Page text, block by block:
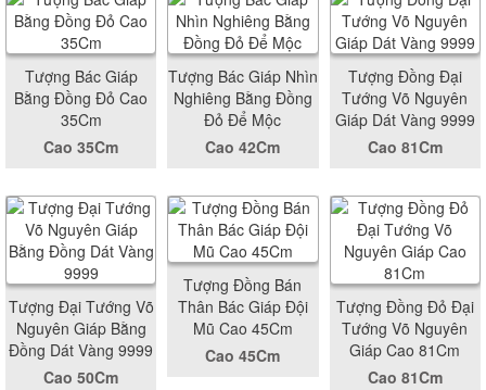
Tượng Bác Giáp
Bằng Đồng Đỏ Cao
35Cm
Cao 35Cm
Tượng Bác Giáp Nhìn
Nghiêng Bằng Đồng
Đỏ Để Mộc
Cao 42Cm
Tượng Đồng Đại
Tướng Võ Nguyên
Giáp Dát Vàng 9999
Cao 81Cm
Tượng Đại Tướng Võ
Nguyên Giáp Bằng
Đồng Dát Vàng 9999
Cao 50Cm
Tượng Đồng Bán
Thân Bác Giáp Đội
Mũ Cao 45Cm
Cao 45Cm
Tượng Đồng Đỏ Đại
Tướng Võ Nguyên
Giáp Cao 81Cm
Cao 81Cm